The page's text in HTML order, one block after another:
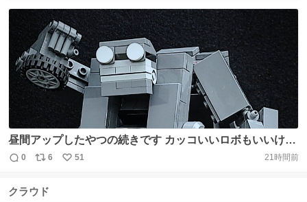
信
ポ
ス
ト
数
い
ね
数
昼間アップしたやつの続きです カッコいいロボもいいけ
ど、たまにはこんな感じのもいいよね ビークルモードはも
#LEGO #transformers https://t.co/DrnMVU5KDy
返
数
0
リ
ス
6
い
51 21時間前
クラウド